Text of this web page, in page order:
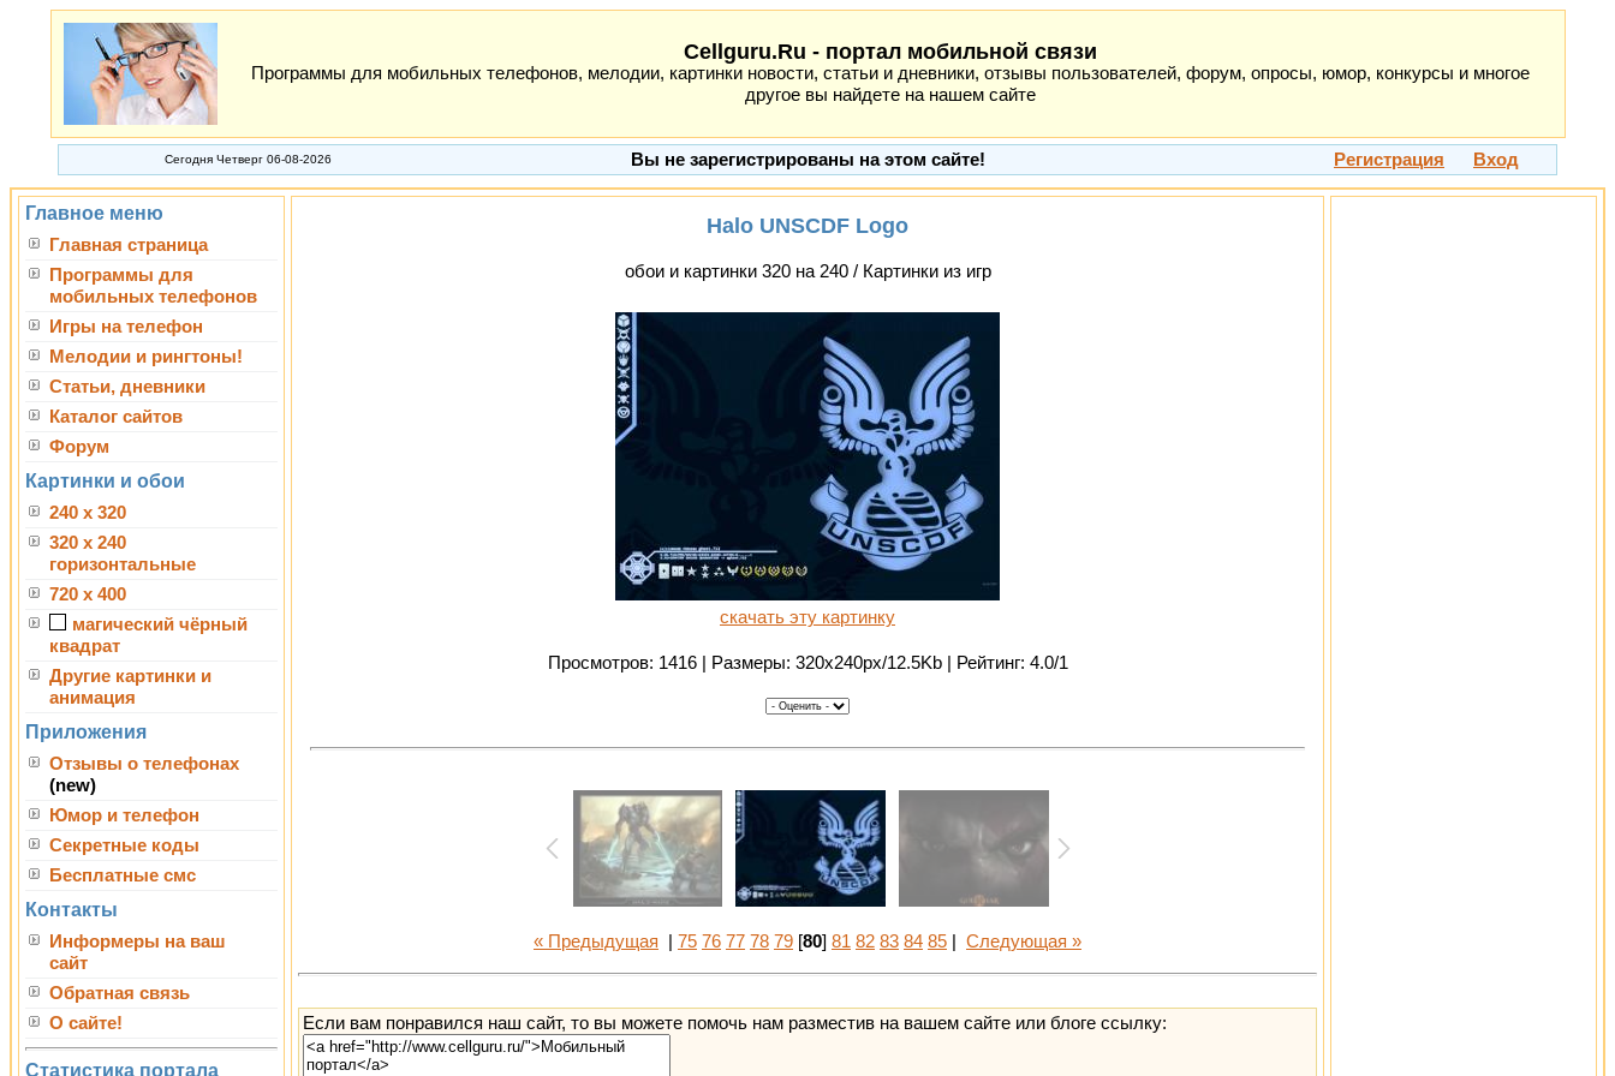
Cellguru.Ru - портал мобильной связи
Программы для мобильных телефонов, мелодии, картинки новости, статьи и дневники, отзывы пользователей, форум, опросы, юмор, конкурсы и многое
другое вы найдете на нашем сайте
Сегодня Четверг 06-08-2026 Вы не зарегистрированы на этом сайте! Регистрация Вход
Главное меню
Главная страница
Программы для
мобильных телефонов
Игры на телефон
Мелодии и рингтоны!
Статьи, дневники
Каталог сайтов
Форум
Картинки и обои
240 x 320
320 x 240
горизонтальные
720 x 400
магический чёрный
квадрат
Другие картинки и
анимация
Приложения
Отзывы о телефонах
(new)
Юмор и телефон
Секретные коды
Бесплатные смс
Контакты
Информеры на ваш
сайт
Обратная связь
О сайте!
Статистика портала
Halo UNSCDF Logo
обои и картинки 320 на 240 / Картинки из игр
скачать эту картинку
Просмотров: 1416 | Размеры: 320x240px/12.5Kb | Рейтинг: 4.0/1
« Предыдущая 75 76 77 78 79 [80] 81 82 83 84 85 Следующая »
Если вам понравился наш сайт, то вы можете помочь нам разместив на вашем сайте или блоге ссылку: